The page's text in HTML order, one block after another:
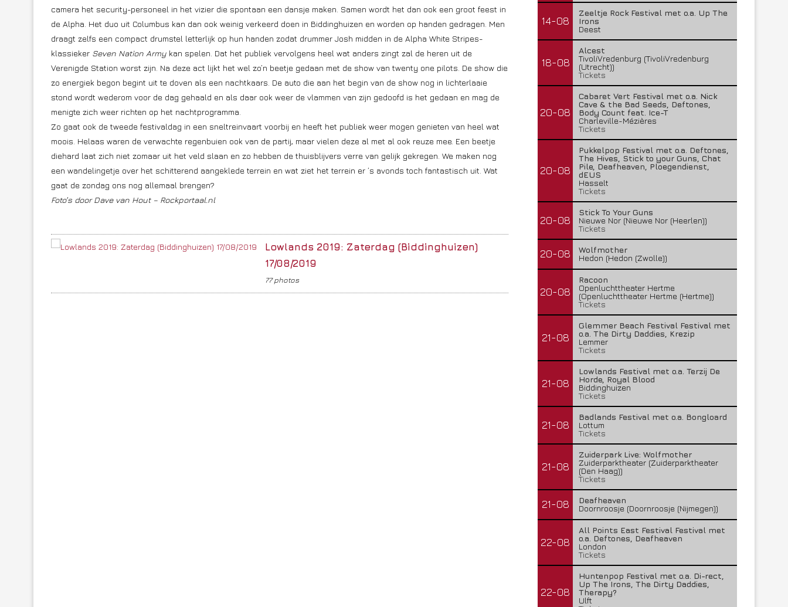
camera het security-personeel in het vizier die spontaan een dansje maken. Samen wordt het dan ook een groot feest in
de Alpha. Het duo uit Columbus kan dan ook weinig verkeerd doen in Biddinghuizen en worden op handen gedragen. Men
draagt zelfs een compact drumstel letterlijk op hun handen zodat drummer Josh midden in de Alpha White Stripes-
klassieker Seven Nation Army kan spelen. Dat het publiek vervolgens heel wat anders zingt zal de heren uit de
Verenigde Station worst zijn. Na deze act lijkt het wel zo’n beetje gedaan met de show van twenty one pilots. De show die
zo energiek begon begint uit te doven als een nachtkaars. De auto die aan het begin van de show nog in lichterlaaie
stond wordt wederom voor de dag gehaald en als daar ook weer de vlammen van zijn gedoofd is het gedaan en mag de
menigte zich weer richten op het nachtprogramma.
Zo gaat ook de tweede festivaldag in een sneltreinvaart voorbij en heeft het publiek weer mogen genieten van heel wat
moois. Helaas waren de verwachte regenbuien ook van de partij, maar vielen deze al met al ook reuze mee. Een beetje
diehard laat zich niet zomaar uit het veld slaan en zo hebben de thuisblijvers verre van gelijk gekregen. We maken nog
een wandelingetje over het schitterend aangeklede terrein en wat ziet het terrein er ’s avonds toch fantastisch uit. Wat
gaat de zondag ons nog allemaal brengen?
Foto’s door Dave van Hout – Rockportaal.nl
Lowlands 2019: Zaterdag (Biddinghuizen)
17/08/2019
77 photos
14-08
Zeeltje Rock Festival met o.a. Up The
Irons
Deest
18-08
Alcest
TivoliVredenburg (TivoliVredenburg
(Utrecht))
Tickets
20-08
Cabaret Vert Festival met o.a. Nick
Cave & the Bad Seeds, Deftones,
Body Count feat. Ice-T
Charleville-Mézières
Tickets
20-08
Pukkelpop Festival met o.a. Deftones,
The Hives, Stick to your Guns, Chat
Pile, Deafheaven, Ploegendienst,
dEUS
Hasselt
Tickets
20-08
Stick To Your Guns
Nieuwe Nor (Nieuwe Nor (Heerlen))
Tickets
20-08
Wolfmother
Hedon (Hedon (Zwolle))
20-08
Racoon
Openluchttheater Hertme
(Openluchttheater Hertme (Hertme))
Tickets
21-08
Glemmer Beach Festival Festival met
o.a. The Dirty Daddies, Krezip
Lemmer
Tickets
21-08
Lowlands Festival met o.a. Terzij De
Horde, Royal Blood
Biddinghuizen
Tickets
21-08
Badlands Festival met o.a. Bongloard
Lottum
Tickets
21-08
Zuiderpark Live: Wolfmother
Zuiderparktheater (Zuiderparktheater
(Den Haag))
Tickets
21-08
Deafheaven
Doornroosje (Doornroosje (Nijmegen))
22-08
All Points East Festival Festival met
o.a. Deftones, Deafheaven
London
Tickets
22-08
Huntenpop Festival met o.a. Di-rect,
Up The Irons, The Dirty Daddies,
Therapy?
Ulft